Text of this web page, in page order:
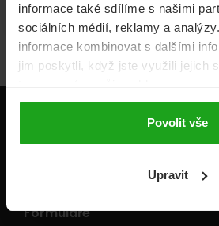
informace také sdílíme s našimi
sociálních médií, reklamy a
informace kombinovat s dalšími
jim poskytli, když jste využili jejich
Povolit vše
Upravit
Životní pojištění
Pojišťovny
Formuláře